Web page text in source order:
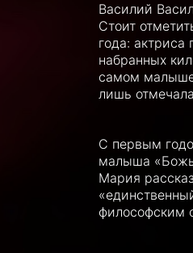
Василий
Стоит
года:
набранных
самом
лишь
С первым
малыша
Мария
философским